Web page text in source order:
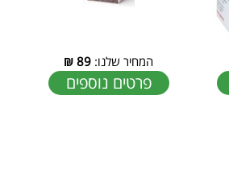
המחיר שלנו: 89
₪
פרטים נוספים